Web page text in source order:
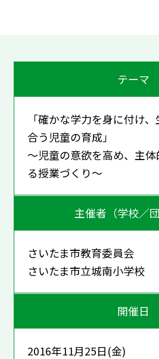
テーマ
「確かな学力を身に付け
合う児童の育成」
～児童の意欲を高め、主
る授業づくり～
主催者（学校／団
さいたま市教育委員会
さいたま市立城南小学校
開催日
2016年11月25日(金)